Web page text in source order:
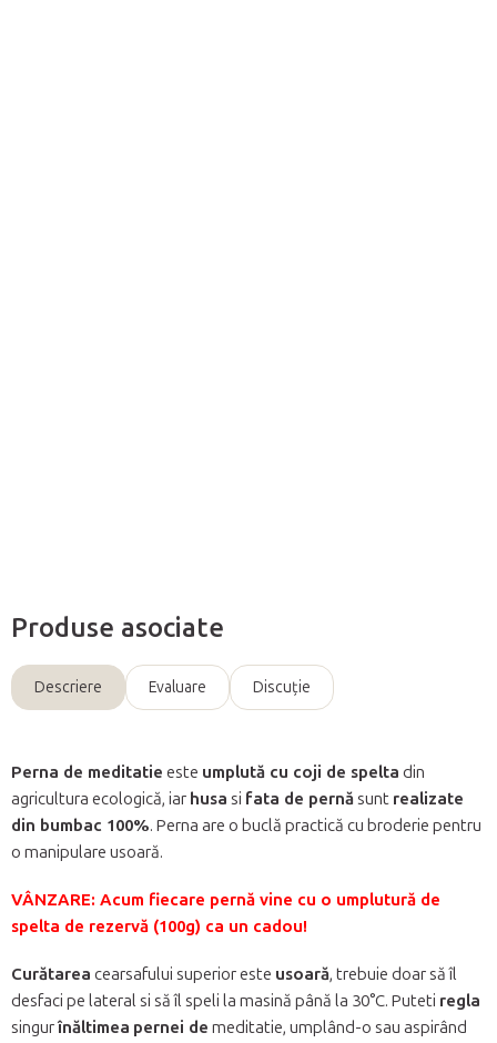
Produse asociate
Descriere Evaluare Discuţie
Perna de meditatie este umplută cu coji de spelta din
agricultura ecologică, iar husa si fata de pernăsunt realizate
din bumbac 100%. Perna are o buclă practică cu broderie pentru
o manipulare usoară.
VÂNZARE: Acum fiecare pernă vine cu o umplutură de
spelta de rezervă (100g) ca un cadou!
Curătarea cearsafului superior este usoară, trebuie doar să îl
desfaci pe lateral si să îl speli la masină până la 30°C. Puteti regla
singurînăltimea pernei de meditatie, umplând-o sau aspirând